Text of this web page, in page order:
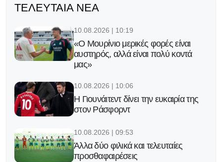
ΤΕΛΕΥΤΑΊΑ ΝΈΑ
10.08.2026 | 10:19
«Ο Μουρίνιο μερικές φορές είναι
αυστηρός, αλλά είναι πολύ κοντά
μας»
10.08.2026 | 10:06
H Γιουνάιτεντ δίνει την ευκαιρία της
στον Ράσφορντ
10.08.2026 | 09:53
Άλλα δύο φιλικά και τελευταίες
προσθαφαιρέσεις